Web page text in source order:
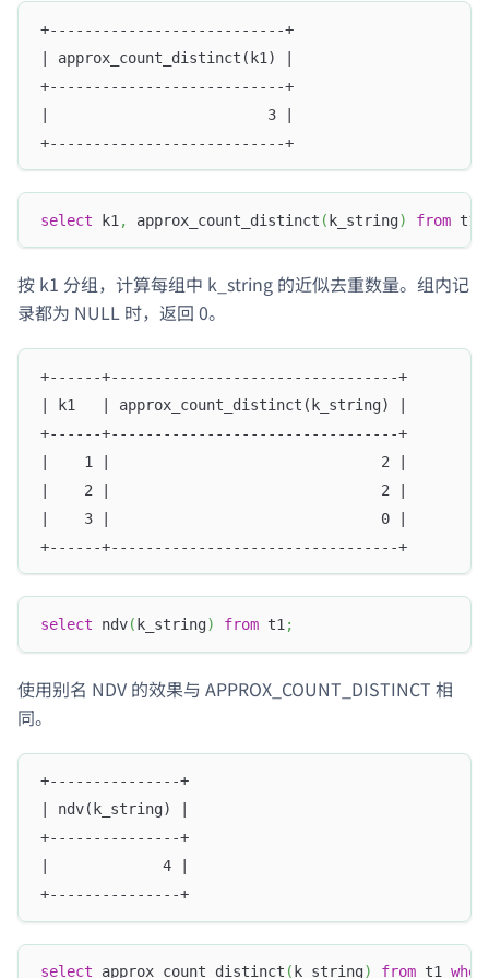
+---------------------------+
| approx_count_distinct(k1) |
+---------------------------+
|                         3 |
+---------------------------+
select k1 , approx_count_distinct ( k_string) from t1
按 k1 分组，计算每组中 k_string 的近似去重数量。组内记
录都为 NULL 时，返回 0。
+------+---------------------------------+
| k1   | approx_count_distinct(k_string) |
+------+---------------------------------+
|    1 |                               2 |
|    2 |                               2 |
|    3 |                               0 |
+------+---------------------------------+
select ndv( k_string) from t1 ;
使用别名 NDV 的效果与 APPROX_COUNT_DISTINCT 相
同。
+---------------+
| ndv(k_string) |
+---------------+
|             4 |
+---------------+
select approx_count_distinct ( k_string) from t1